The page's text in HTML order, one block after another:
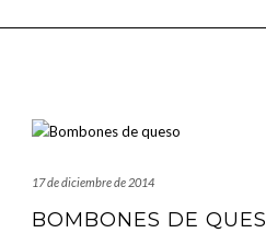
17 de diciembre de 2014
BOMBONES DE